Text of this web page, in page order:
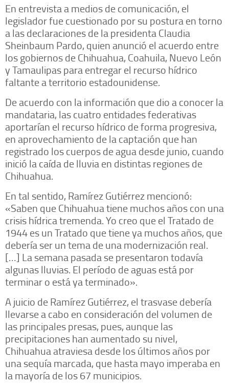
En entrevista a medios de comunicación, el
legislador fue cuestionado por su postura en torno
a las declaraciones de la presidenta Claudia
Sheinbaum Pardo, quien anunció el acuerdo entre
los gobiernos de Chihuahua, Coahuila, Nuevo León
y Tamaulipas para entregar el recurso hídrico
faltante a territorio estadounidense.
De acuerdo con la información que dio a conocer la
mandataria, las cuatro entidades federativas
aportarían el recurso hídrico de forma progresiva,
en aprovechamiento de la captación que han
registrado los cuerpos de agua desde junio, cuando
inició la caída de lluvia en distintas regiones de
Chihuahua.
En tal sentido, Ramírez Gutiérrez mencionó:
«Saben que Chihuahua tiene muchos años con una
crisis hídrica tremenda. Yo creo que el Tratado de
1944 es un Tratado que tiene ya muchos años, que
debería ser un tema de una modernización real.
[…] La semana pasada se presentaron todavía
algunas lluvias. El período de aguas está por
terminar o está ya terminado».
A juicio de Ramírez Gutiérrez, el trasvase debería
llevarse a cabo en consideración del volumen de
las principales presas, pues, aunque las
precipitaciones han aumentado su nivel,
Chihuahua atraviesa desde los últimos años por
una sequía marcada, que hasta mayo imperaba en
la mayoría de los 67 municipios.